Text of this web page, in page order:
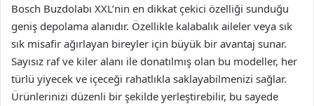
Bosch Buzdolabı XXL’nin en dikkat çekici özelliği sunduğu
geniş depolama alanıdır. Özellikle kalabalık aileler veya sık
sık misafir ağırlayan bireyler için büyük bir avantaj sunar.
Sayısız raf ve kiler alanı ile donatılmış olan bu modeller, her
türlü yiyecek ve içeceği rahatlıkla saklayabilmenizi sağlar.
Ürünlerinizi düzenli bir şekilde yerleştirebilir, bu sayede